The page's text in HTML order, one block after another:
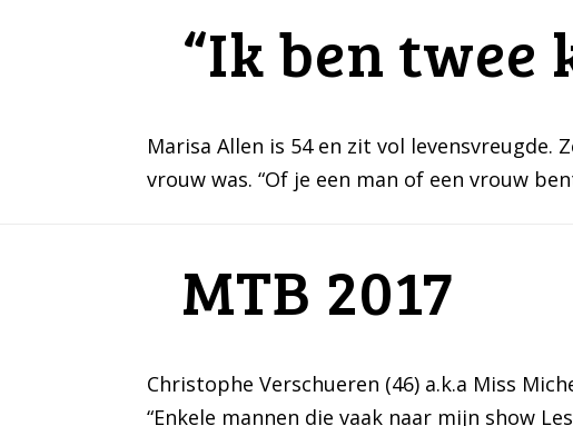
“Ik ben twee
Marisa Allen is 54 en zit vol
vrouw was. “Of je een man of een vrouw
MTB 2017
Christophe Verschueren (46) a.k.a Miss
“Enkele mannen die vaak naar mijn show